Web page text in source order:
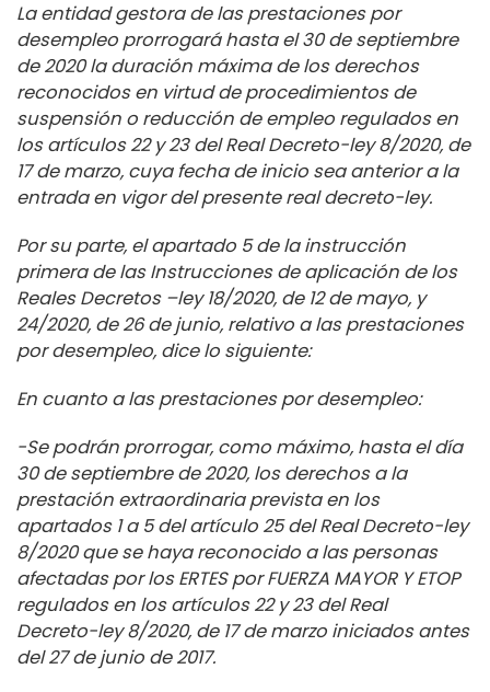
La entidad gestora de las prestaciones por
desempleo prorrogará hasta el 30 de septiembre
de 2020 la duración máxima de los derechos
reconocidos en virtud de procedimientos de
suspensión o reducción de empleo regulados en
los artículos 22 y 23 del Real Decreto-ley 8/2020, de
17 de marzo, cuya fecha de inicio sea anterior a la
entrada en vigor del presente real decreto-ley.
Por su parte, el apartado 5 de la instrucción
primera de las Instrucciones de aplicación de los
Reales Decretos –ley 18/2020, de 12 de mayo, y
24/2020, de 26 de junio, relativo a las prestaciones
por desempleo, dice lo siguiente:
En cuanto a las prestaciones por desempleo:
-Se podrán prorrogar, como máximo, hasta el día
30 de septiembre de 2020, los derechos a la
prestación extraordinaria prevista en los
apartados 1 a 5 del artículo 25 del Real Decreto-ley
8/2020 que se haya reconocido a las personas
afectadas por los ERTES por FUERZA MAYOR Y ETOP
regulados en los artículos 22 y 23 del Real
Decreto-ley 8/2020, de 17 de marzo iniciados antes
del 27 de junio de 2017.